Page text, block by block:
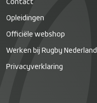
Contact
Opleidingen
Officiële webshop
Werken bij Rugby Nederland
Privacyverklaring